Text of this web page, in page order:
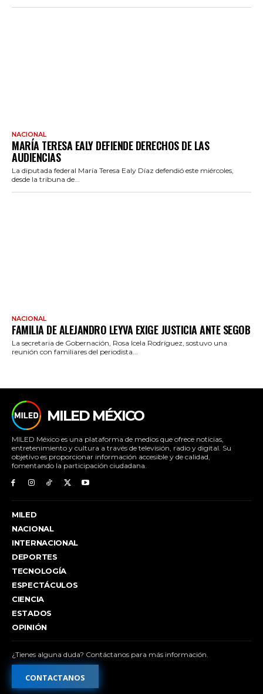
NACIONAL
MARÍA TERESA EALY DEFIENDE DERECHOS DE LAS
AUDIENCIAS
La diputada federal María Teresa Ealy Díaz defendió este miércoles,
desde la tribuna de...
NACIONAL
FAMILIA DE ALEJANDRO LEYVA EXIGE JUSTICIA ANTE SEGOB
La secretaria de Gobernación, Rosa Icela Rodríguez, sostuvo una
reunión con familiares del periodista...
MILED MÉXICO
MILED México es una plataforma de medios que ofrece noticias,
entretenimiento y cultura a través de televisión, radio y digital. Su
objetivo es proporcionar información accesible y de calidad,
fomentando la participación ciudadana.
MILED
NACIONAL
INTERNACIONAL
DEPORTES
TECNOLOGÍA
ESPECTÁCULOS
CIENCIA
ESTADOS
OPINIÓN
¿Tienes alguna duda? Contáctanos para más información.
CONTACTANOS